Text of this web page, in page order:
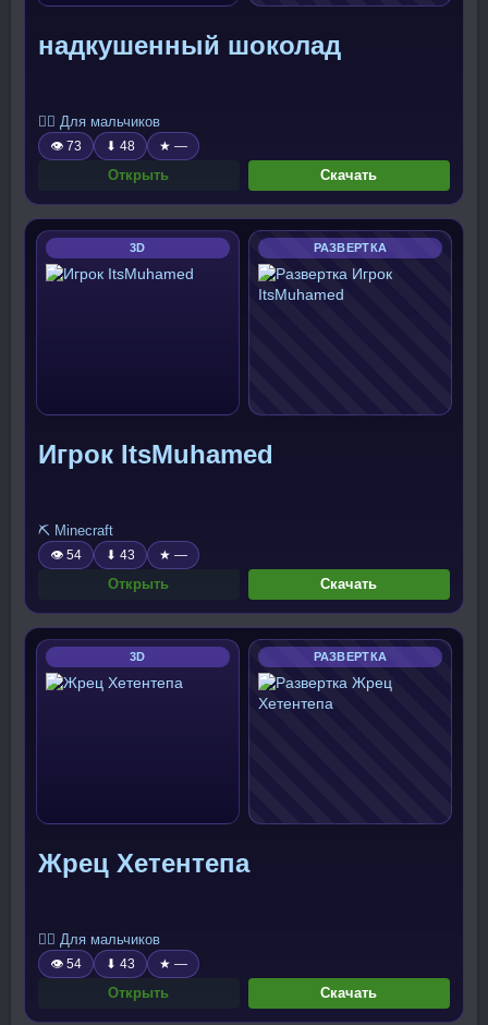
надкушенный шоколад
🧍‍♂️ Для мальчиков
👁 73 ⬇ 48 ★ —
Открыть Скачать
3D РАЗВЕРТКА
Игрок ItsMuhamed
⛏️ Minecraft
👁 54 ⬇ 43 ★ —
Открыть Скачать
3D РАЗВЕРТКА
Жрец Хетентепа
🧍‍♂️ Для мальчиков
👁 54 ⬇ 43 ★ —
Открыть Скачать